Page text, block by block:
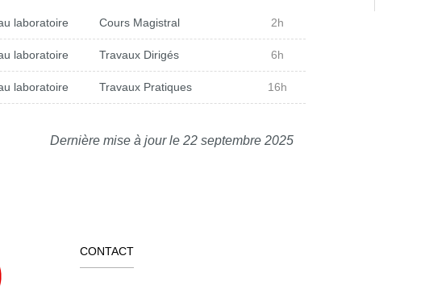
laboratoire Cours Magistral 2h
laboratoire Travaux Dirigés 6h
laboratoire Travaux Pratiques 16h
Dernière mise à jour le 22 septembre 2025
CONTACT